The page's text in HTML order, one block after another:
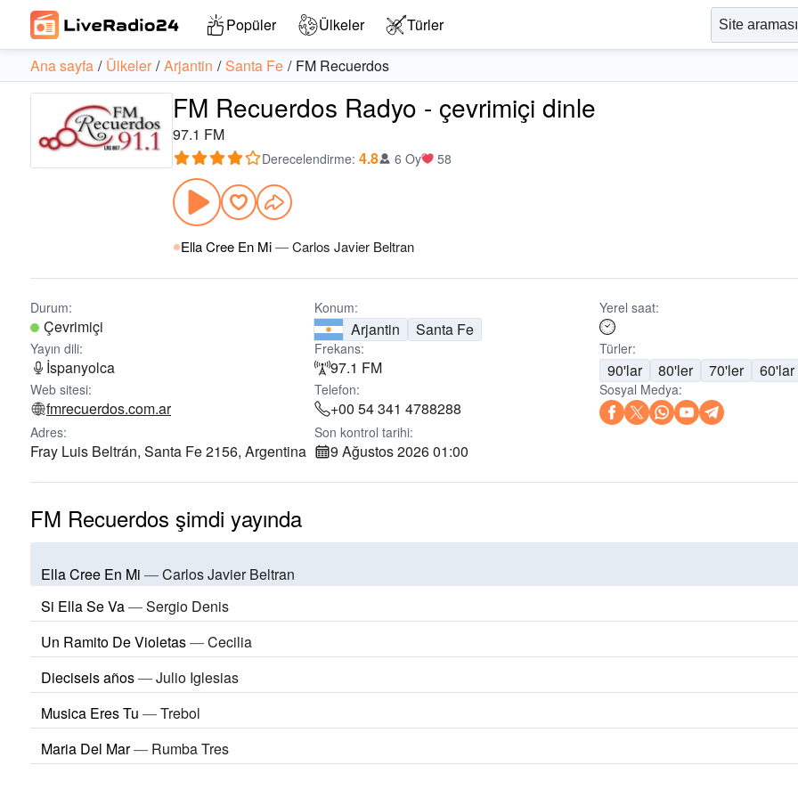
Popüler Ülkeler Türler
Ana sayfa Ülkeler Arjantin Santa Fe FM Recuerdos
FM Recuerdos Radyo - çevrimiçi dinle
97.1 FM
Derecelendirme: 4.8 6 Oy 58
Ella Cree En Mi—Carlos Javier Beltran
Durum:
Çevrimiçi
Konum:
Arjantin Santa Fe
Yerel saat:
Yayın dili:
İspanyolca
Frekans:
97.1 FM
Türler:
90'lar 80'ler 70'ler 60'lar
Web sitesi:
fmrecuerdos.com.ar
Telefon:
+00 54 341 4788288
Sosyal Medya:
Adres:
Fray Luis Beltrán, Santa Fe 2156, Argentina
Son kontrol tarihi:
9 Ağustos 2026 01:00
FM Recuerdos şimdi yayında
Ella Cree En Mi —Carlos Javier Beltran
Si Ella Se Va—Sergio Denis
Un Ramito De Violetas—Cecilia
Dieciseis años—Julio Iglesias
Musica Eres Tu —Trebol
Maria Del Mar— Rumba Tres